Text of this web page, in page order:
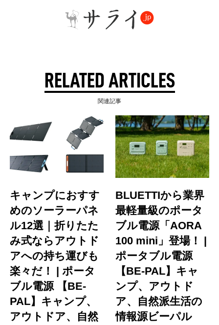
RELATED ARTICLES
関連記事
キャンプにおすす
めのソーラーパネ
ル12選｜折りたた
み式ならアウトド
アへの持ち運びも
楽々だ！ | ポータ
ブル電源 【BE-
PAL】キャンプ、
アウトドア、自然
BLUETTIから業界
最軽量級のポータ
ブル電源「AORA
100 mini」登場！ |
ポータブル電源
【BE-PAL】キャ
ンプ、アウトド
ア、自然派生活の
情報源ビーパル